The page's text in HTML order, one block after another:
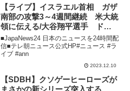
「CultureZ」 毎週木曜メインパーソナ
リテ...
【ライブ】イスラエル首相 ガザ
南部の攻撃3～4週間継続 米大統
領に伝える/大谷翔平選手 ドジ
ャースと契約 MLB史上最高額の
10年約1015億円 など 昼ニュース
まとめ 最新情報を厳選してお届
■JapaNews24 日本のニュースを24時間配
信■テレ朝ニュース公式HP#ニュース #ラ
イブ #ann
2023.12.10
【SDBH】クソゲーヒーローズが
まさかの新シリーズ突入する